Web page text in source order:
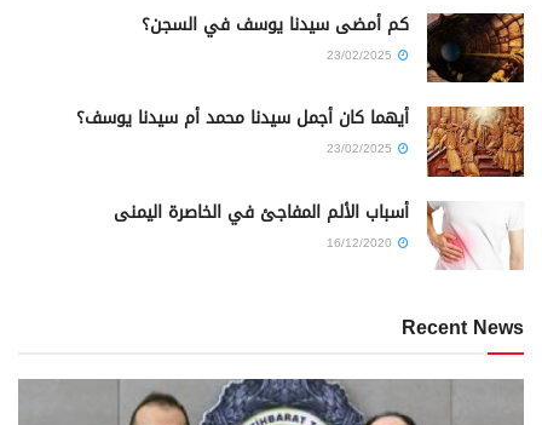
كم أمضى سيدنا يوسف في السجن؟
أيهما كان أجمل سيدنا محمد أم سيدنا يوسف؟
أسباب الألم المفاجئ في الخاصرة اليمنى
Recent News